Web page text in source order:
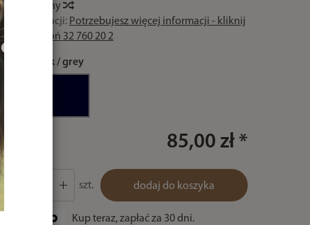
Historia ceny
Czas realizacji: Potrzebujesz więcej informacji - kliknij
lub zadzwoń 32 760 20 2
kolor: black / grey
85,00 zł *
szt. dodaj do koszyka
Kup teraz, zapłać za 30 dni.